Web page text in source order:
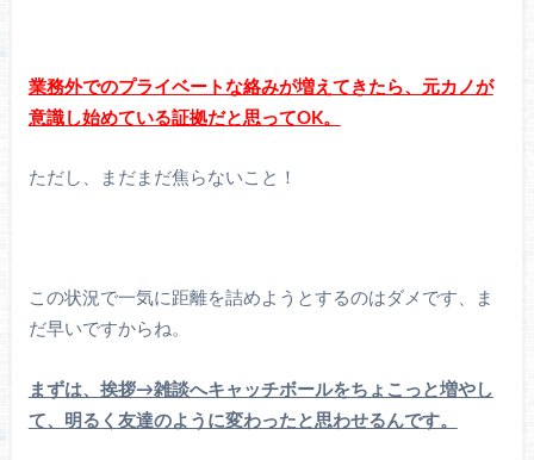
業務外でのプライベートな絡みが増えてきたら、元カノが
意識し始めている証拠だと思ってOK。
ただし、まだまだ焦らないこと！
この状況で一気に距離を詰めようとするのはダメです、ま
だ早いですからね。
まずは、挨拶→雑談へキャッチボールをちょこっと増やし
て、明るく友達のように変わったと思わせるんです。